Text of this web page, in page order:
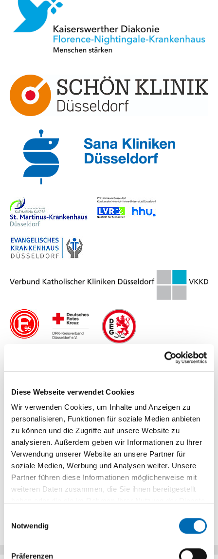
Diese Webseite verwendet Cookies
Wir verwenden Cookies, um Inhalte und Anzeigen zu
personalisieren, Funktionen für soziale Medien anbieten
zu können und die Zugriffe auf unsere Website zu
analysieren. Außerdem geben wir Informationen zu Ihrer
Verwendung unserer Website an unsere Partner für
soziale Medien, Werbung und Analysen weiter. Unsere
Partner führen diese Informationen möglicherweise mit
weiteren Daten zusammen, die Sie ihnen bereitgestellt
Notwendig
Präferenzen